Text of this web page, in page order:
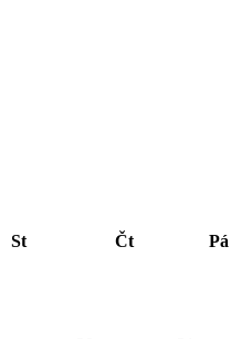
St Čt
Pá